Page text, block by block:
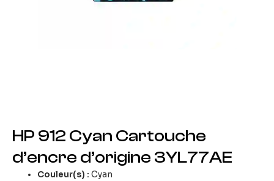
HP 912 Cyan Cartouche
d’encre d’origine 3YL77AE
Couleur(s) : Cyan